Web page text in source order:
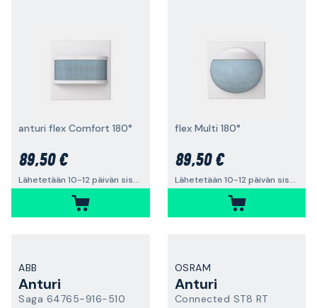
anturi flex Comfort 180°
89,50 €
Lähetetään 10-12 päivän sisällä
flex Multi 180°
89,50 €
Lähetetään 10-12 päivän sisällä
ABB
Anturi
Saga 64765-916-510
OSRAM
Anturi
Connected ST8 RT